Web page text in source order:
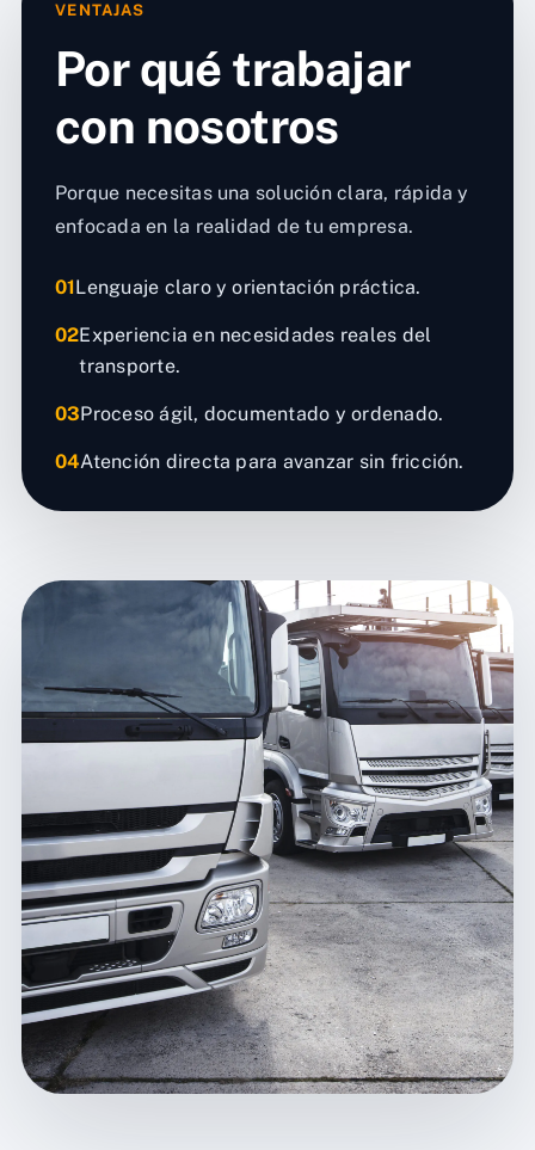
VENTAJAS
Por qué trabajar
con nosotros
Porque necesitas una solución clara, rápida y
enfocada en la realidad de tu empresa.
01Lenguaje claro y orientación práctica.
02Experiencia en necesidades reales del
transporte.
03Proceso ágil, documentado y ordenado.
04Atención directa para avanzar sin fricción.